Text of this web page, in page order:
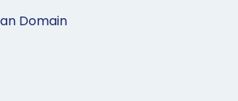
Domain